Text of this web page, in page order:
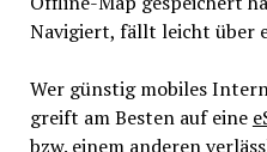
Navigiert, fällt leicht über
Wer günstig mobiles
greift am Besten auf eine
bzw. einem anderen